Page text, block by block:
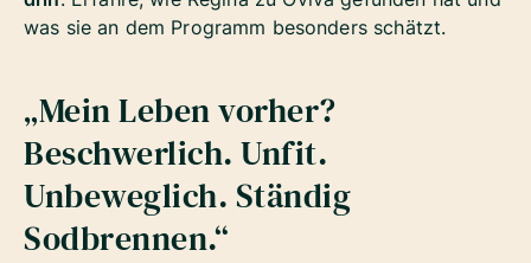
was sie an dem Programm besonders schätzt.
„Mein Leben vorher?
Beschwerlich. Unfit.
Unbeweglich. Ständig
Sodbrennen.“